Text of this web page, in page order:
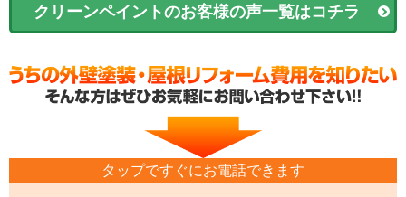
クリーンペイントのお客様の声一覧はコチラ
タップですぐにお電話できます